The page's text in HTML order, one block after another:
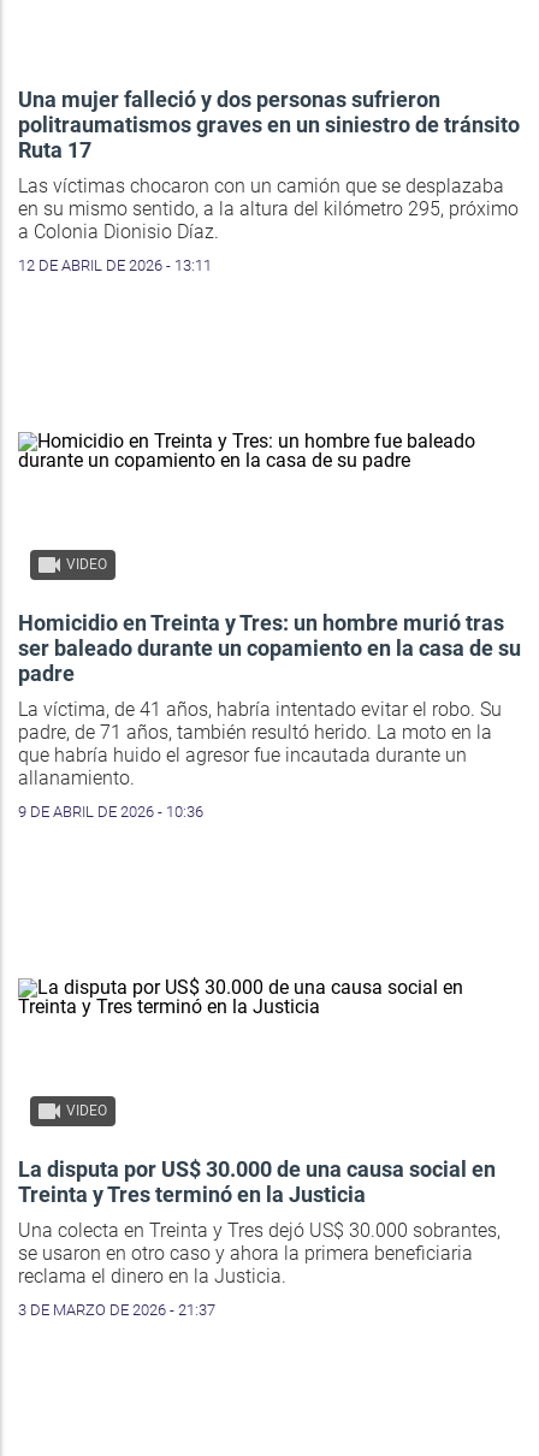
Una mujer falleció y dos personas sufrieron
politraumatismos graves en un siniestro de tránsito
Ruta 17
Las víctimas chocaron con un camión que se desplazaba
en su mismo sentido, a la altura del kilómetro 295, próximo
a Colonia Dionisio Díaz.
12 DE ABRIL DE 2026 - 13:11
VIDEO
Homicidio en Treinta y Tres: un hombre murió tras
ser baleado durante un copamiento en la casa de su
padre
La víctima, de 41 años, habría intentado evitar el robo. Su
padre, de 71 años, también resultó herido. La moto en la
que habría huido el agresor fue incautada durante un
allanamiento.
9 DE ABRIL DE 2026 - 10:36
VIDEO
La disputa por US$ 30.000 de una causa social en
Treinta y Tres terminó en la Justicia
Una colecta en Treinta y Tres dejó US$ 30.000 sobrantes,
se usaron en otro caso y ahora la primera beneficiaria
reclama el dinero en la Justicia.
3 DE MARZO DE 2026 - 21:37